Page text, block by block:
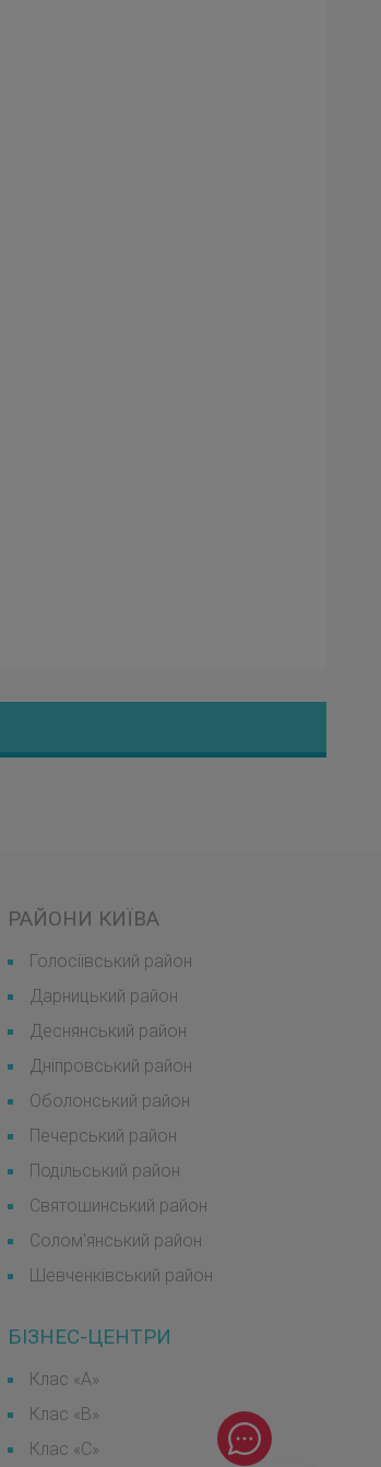
РАЙОНИ КИЇВА
Голосіївський район
Дарницький район
Деснянський район
Дніпровський район
Оболонський район
Печерський район
Подільський район
Святошинський район
Солом'янський район
Шевченківський район
БІЗНЕС-ЦЕНТРИ
Клас «А»
Клас «B»
Клас «С»